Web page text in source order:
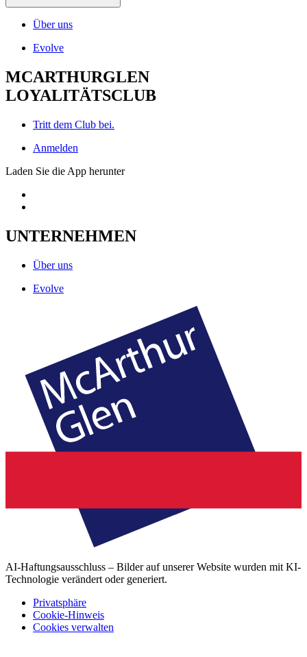
Über uns
Evolve
MCARTHURGLEN
LOYALITÄTSCLUB
Tritt dem Club bei.
Anmelden
Laden Sie die App herunter
UNTERNEHMEN
Über uns
Evolve
AI-Haftungsausschluss – Bilder auf unserer Website wurden mit KI-
Technologie verändert oder generiert.
Privatsphäre
Cookie-Hinweis
Cookies verwalten